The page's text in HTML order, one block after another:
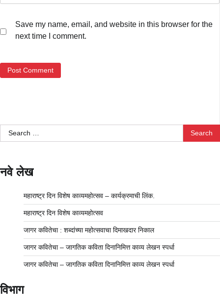
Save my name, email, and website in this browser for the
next time I comment.
Search
for:
नवे लेख
महाराष्ट्र दिन विशेष काव्यमहोत्सव – कार्यक्रमाची लिंक.
महाराष्ट्र दिन विशेष काव्यमहोत्सव
जागर कवितेचा : शब्दांच्या महोत्सवाचा दिमाखदार निकाल
जागर कवितेचा – जागतिक कविता दिनानिमित्त काव्य लेखन स्पर्धा
जागर कवितेचा – जागतिक कविता दिनानिमित्त काव्य लेखन स्पर्धा
विभाग